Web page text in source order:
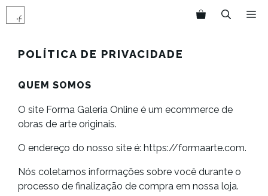
Pular
para
conteúdoPOLÍTICA DE PRIVACIDADE
QUEM SOMOS
O site Forma Galeria Online é um ecommerce de
obras de arte originais.
O endereço do nosso site é: https://formaarte.com.
Nós coletamos informações sobre você durante o
processo de finalização de compra em nossa loja.